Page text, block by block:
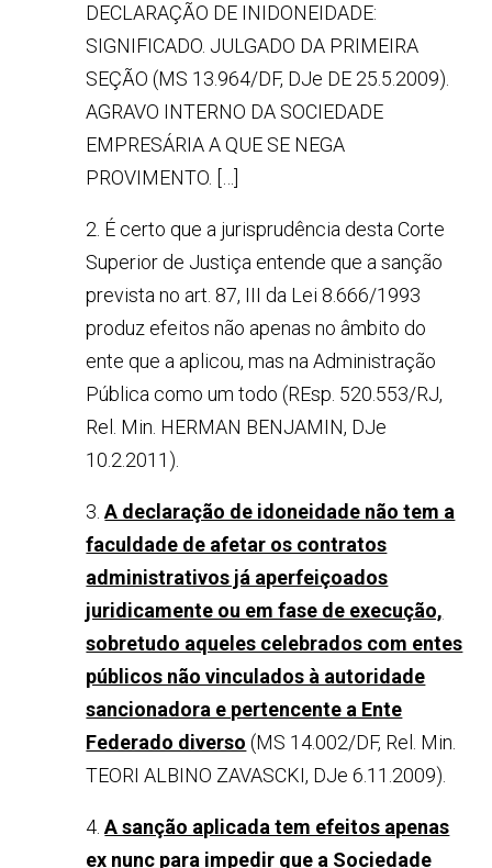
DECLARAÇÃO DE INIDONEIDADE:
SIGNIFICADO. JULGADO DA PRIMEIRA
SEÇÃO (MS 13.964/DF, DJe DE 25.5.2009).
AGRAVO INTERNO DA SOCIEDADE
EMPRESÁRIA A QUE SE NEGA
PROVIMENTO. […]
2. É certo que a jurisprudência desta Corte
Superior de Justiça entende que a sanção
prevista no art. 87, III da Lei 8.666/1993
produz efeitos não apenas no âmbito do
ente que a aplicou, mas na Administração
Pública como um todo (REsp. 520.553/RJ,
Rel. Min. HERMAN BENJAMIN, DJe
10.2.2011).
3. A declaração de idoneidade não tem a
faculdade de afetar os contratos
administrativos já aperfeiçoados
juridicamente ou em fase de execução,
sobretudo aqueles celebrados com entes
públicos não vinculados à autoridade
sancionadora e pertencente a Ente
Federado diverso (MS 14.002/DF, Rel. Min.
TEORI ALBINO ZAVASCKI, DJe 6.11.2009).
4. A sanção aplicada tem efeitos apenas
ex nunc para impedir que a Sociedade